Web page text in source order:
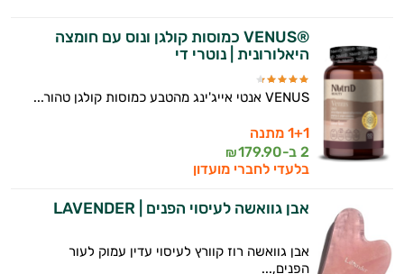
®VENUS כמוסות קולגן ונוס עם חומצה
היאלורונית | נוטרי די
VENUS אנטי אייג'ינג מהטבע כמוסות קולגן טהור...
1+1 מתנה
2 ב-
179.90
₪
בלעדי לחברי מועדון
אבן גוואשה לעיסוי הפנים | LAVENDER
אבן גוואשה רוז קוורץ לעיסוי עדין עמוק לעור
הפנים,...
זה הזמן להתחיל. איך אוכל לעזור?